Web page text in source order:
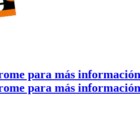
para más información
para más información